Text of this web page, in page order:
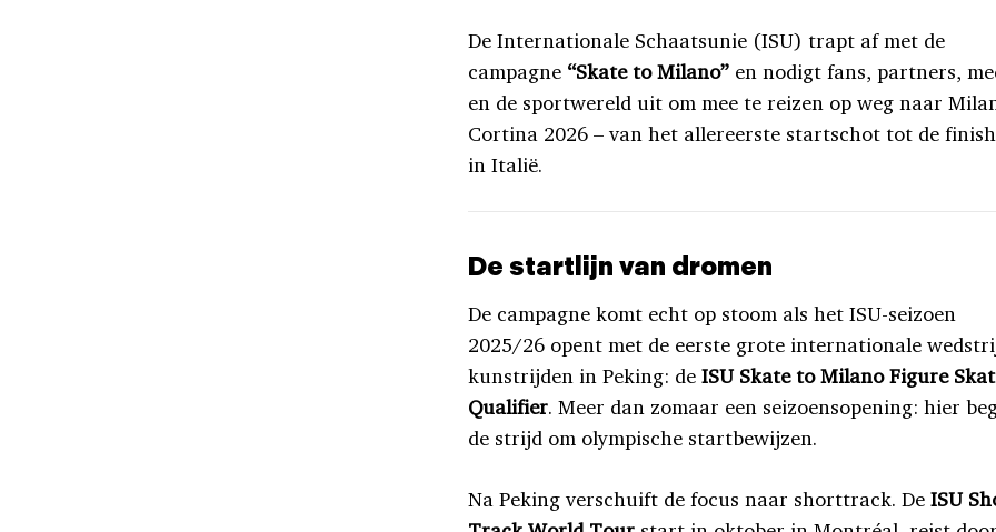
De Internationale Schaatsunie (ISU) trapt af met de
campagne “Skate to Milano” en nodigt fans, partners,
en de sportwereld uit om mee te reizen op weg naar
Cortina 2026 – van het allereerste startschot tot de
in Italië.
De startlijn van dromen
De campagne komt echt op stoom als het ISU-seizoen
2025/26 opent met de eerste grote internationale
kunstrijden in Peking: deISU Skate to Milano Figure
Qualifier. Meer dan zomaar een seizoensopening: hier
de strijd om olympische startbewijzen.
Na Peking verschuift de focus naar shorttrack. DeISU